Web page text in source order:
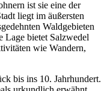
ist sie eine der
liegt im äußersten
Waldgebieten
Lage bietet Salzwedel
wie Wandern,
bis ins 10. Jahrhundert.